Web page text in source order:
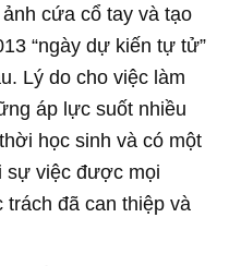
cứa cổ tay và tạo
“ngày dự kiến tự tử”
Lý do cho việc làm
áp lực suốt nhiều
học sinh và có một
sự việc được mọi
đã can thiệp và